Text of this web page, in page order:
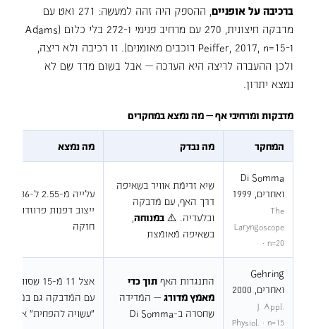
ברכיבה על אופניים
, ההספק היה זהה למעשה: 271 ואט עם
מדבקה חיצונית, 270 עם מרחיב פנימי ו-272 בלי כלום (Adams
ו-Peiffer, 2017, n=15 רוכבים מאומנים). זו רכיבה ולא ריצה,
ולכן ההעברה לריצה היא הערכה — אבל בשום מדד שם לא
נמצא יתרון.
מדבקות ומרחיבי אף — מה נמצא במחקרים
המחקר מה נבדק מה נמצא
Di Somma
ואחרים, 1999
The
Laryngoscope
· n=20
שיא זרימת אוויר בשאיפה
דרך האף, עם מדבקה
ובלעדיה. ⚠️ במנוחה
בשאיפה מאומצת
ייצוב דפנות פרוזדור
חזקה
Gehring
ואחרים, 2000
J. Appl.
Physiol. · n=15
התנגדות האף תוך כדי
מאמץ מדורג — המדידה
שחסרה ב-Di Somma
אצל 11 מ-15
עם המדבקה גם
"עשויה להפחית" את